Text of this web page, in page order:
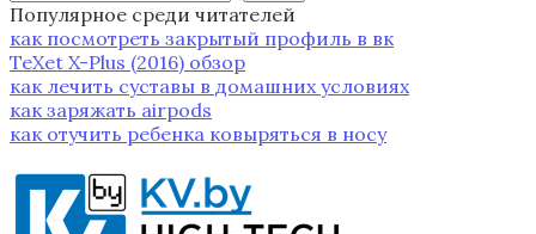
Популярное среди читателей
как посмотреть закрытый профиль в вк
TeXet X-Plus (2016) обзор
как лечить суставы в домашних условиях
как заряжать airpods
как отучить ребенка ковыряться в носу